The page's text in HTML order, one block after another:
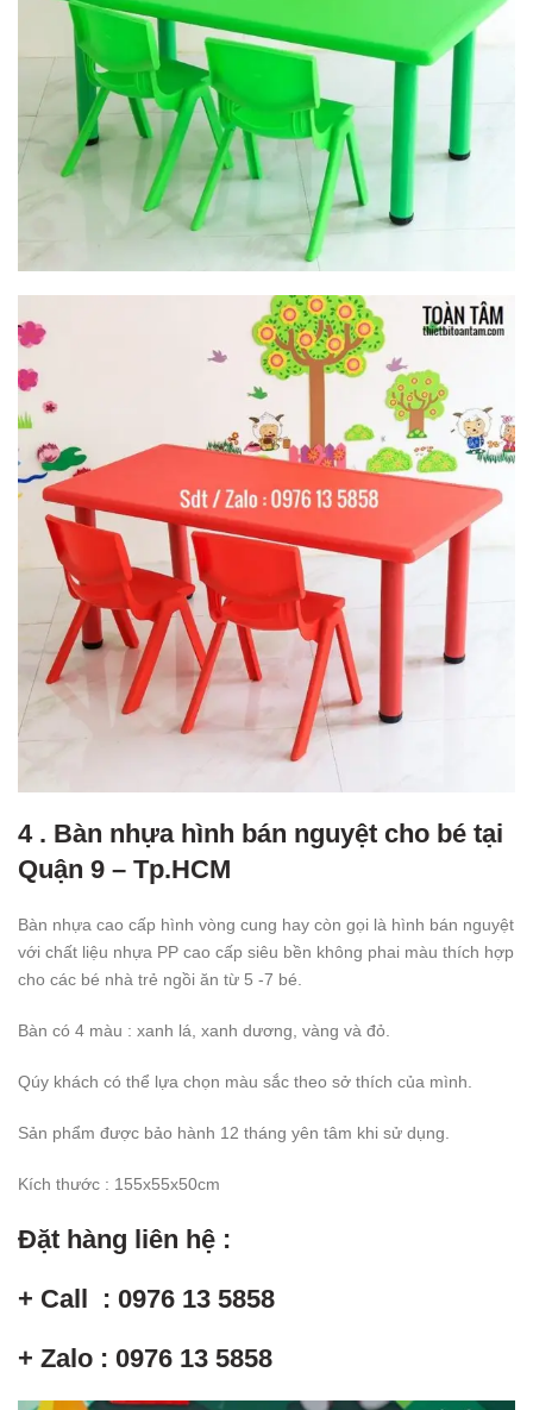
4 . Bàn nhựa hình bán nguyệt cho bé tại
Quận 9 – Tp.HCM
Bàn nhựa cao cấp hình vòng cung hay còn gọi là hình bán nguyệt
với chất liệu nhựa PP cao cấp siêu bền không phai màu thích hợp
cho các bé nhà trẻ ngồi ăn từ 5 -7 bé.
Bàn có 4 màu : xanh lá, xanh dương, vàng và đỏ.
Qúy khách có thể lựa chọn màu sắc theo sở thích của mình.
Sản phẩm được bảo hành 12 tháng yên tâm khi sử dụng.
Kích thước : 155x55x50cm
Đặt hàng liên hệ :
+ Call : 0976 13 5858
+ Zalo : 0976 13 5858